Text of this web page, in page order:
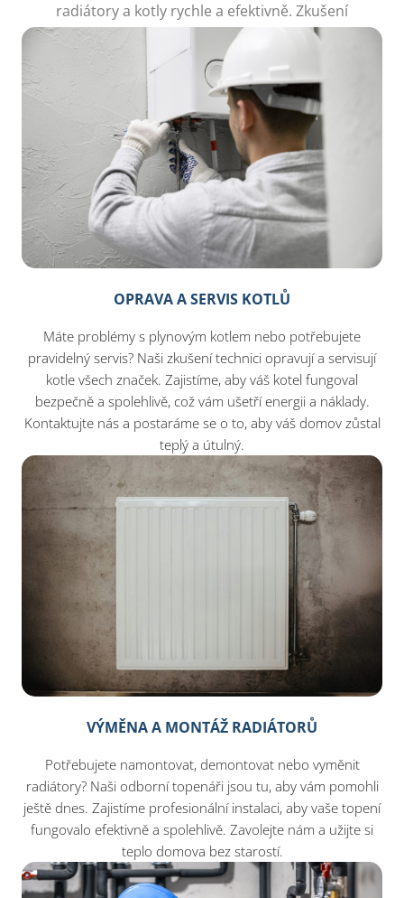
radiátory a kotly rychle a efektivně. Zkušení
odborníci se postarají o vaše pohodlí a bezpečí.
OPRAVA A SERVIS KOTLŮ
Máte problémy s plynovým kotlem nebo potřebujete
pravidelný servis? Naši zkušení technici opravují a servisují
kotle všech značek. Zajistíme, aby váš kotel fungoval
bezpečně a spolehlivě, což vám ušetří energii a náklady.
Kontaktujte nás a postaráme se o to, aby váš domov zůstal
teplý a útulný.
VÝMĚNA A MONTÁŽ RADIÁTORŮ
Potřebujete namontovat, demontovat nebo vyměnit
radiátory? Naši odborní topenáři jsou tu, aby vám pomohli
ještě dnes. Zajistíme profesionální instalaci, aby vaše topení
fungovalo efektivně a spolehlivě. Zavolejte nám a užijte si
teplo domova bez starostí.